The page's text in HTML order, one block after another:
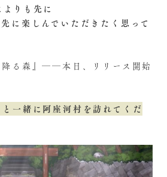
りも先に
に楽しんでいただきたく思って
降る森』――本日、リリース開始
一緒に阿座河村を訪れてくだ